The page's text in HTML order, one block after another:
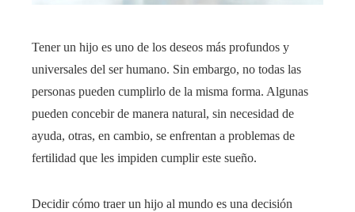
Tener un hijo es uno de los deseos más profundos y
universales del ser humano. Sin embargo, no todas las
personas pueden cumplirlo de la misma forma. Algunas
pueden concebir de manera natural, sin necesidad de
ayuda, otras, en cambio, se enfrentan a problemas de
fertilidad que les impiden cumplir este sueño.
Decidir cómo traer un hijo al mundo es una decisión